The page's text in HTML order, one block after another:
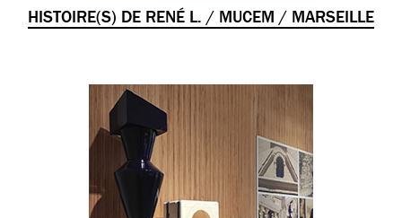
HISTOIRE(S) DE RENÉ L. / MUCEM / MARSEILLE